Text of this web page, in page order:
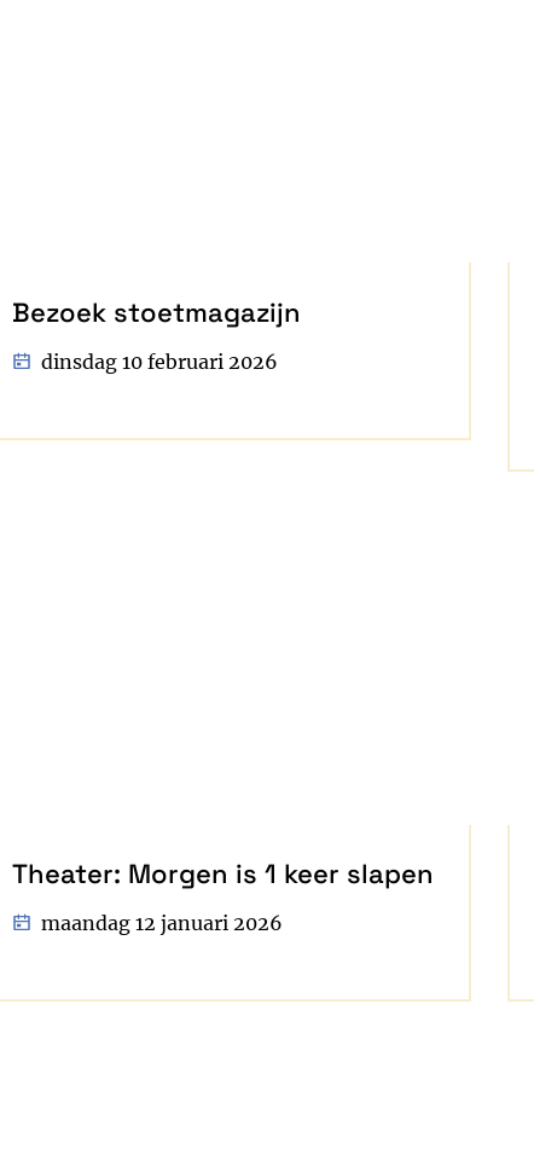
Bezoek stoetmagazijn
dinsdag 10 februari 2026
Theater: Morgen is 1 keer slapen
maandag 12 januari 2026